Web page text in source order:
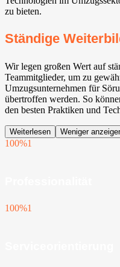
zu bieten.
Ständige
Wir legen großen Wert auf
Teammitglieder, um zu
Umzugsunternehmen für
übertroffen werden. So
den besten Praktiken und
Weiterlesen Weniger
100%1
100%1